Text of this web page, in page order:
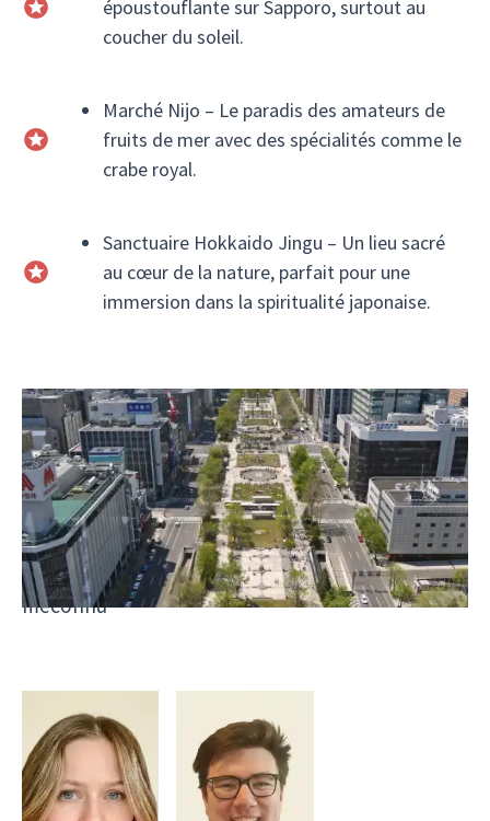
époustouflante sur Sapporo, surtout au
coucher du soleil.
Marché Nijo – Le paradis des amateurs de
fruits de mer avec des spécialités comme le
crabe royal.
Sanctuaire Hokkaido Jingu – Un lieu sacré
au cœur de la nature, parfait pour une
immersion dans la spiritualité japonaise.
Sapporo vous tente ? Découvrez-là dans notre
circuitNature et Culture d'Hokkaido à Tokyo. Des
onsens bouillonnants aux musées raffinés, des
temples perdus dans la montagne aux ateliers
des artisans : ce voyage vous invite à la
découverte du Japon le plus mystérieux et
méconnu